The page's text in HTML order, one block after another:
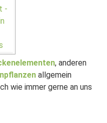
, anderen
allgemein
wie immer gerne an uns